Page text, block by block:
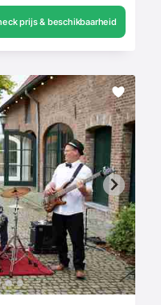
prijs & beschikbaarheid